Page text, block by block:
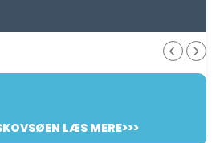
LÆS MERE>>>